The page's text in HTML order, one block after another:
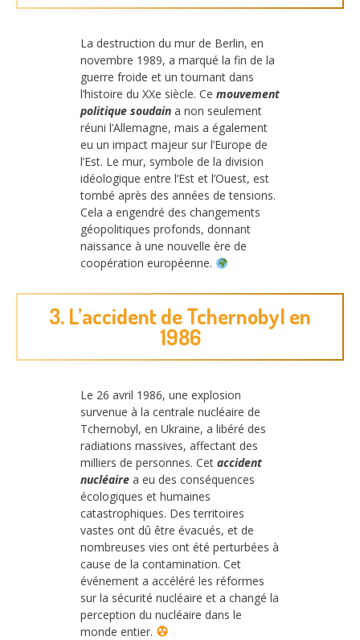
La destruction du mur de Berlin, en
novembre 1989, a marqué la fin de la
guerre froide et un tournant dans
l’histoire du XXe siècle. Ce mouvement
politique soudain a non seulement
réuni l’Allemagne, mais a également
eu un impact majeur sur l’Europe de
l’Est. Le mur, symbole de la division
idéologique entre l’Est et l’Ouest, est
tombé après des années de tensions.
Cela a engendré des changements
géopolitiques profonds, donnant
naissance à une nouvelle ère de
coopération européenne.
3. L’accident de Tchernobyl en
1986
Le 26 avril 1986, une explosion
survenue à la centrale nucléaire de
Tchernobyl, en Ukraine, a libéré des
radiations massives, affectant des
milliers de personnes. Cet accident
nucléaire a eu des conséquences
écologiques et humaines
catastrophiques. Des territoires
vastes ont dû être évacués, et de
nombreuses vies ont été perturbées à
cause de la contamination. Cet
événement a accéléré les réformes
sur la sécurité nucléaire et a changé la
perception du nucléaire dans le
monde entier.